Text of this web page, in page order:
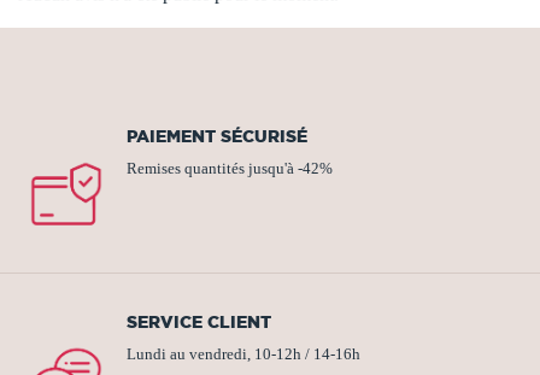
PAIEMENT SÉCURISÉ
Remises quantités jusqu'à -42%
SERVICE CLIENT
Lundi au vendredi, 10-12h / 14-16h